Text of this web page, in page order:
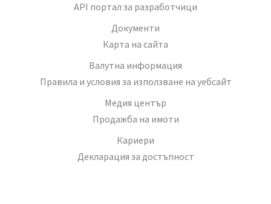
API портал за разработчици
Документи
Карта на сайта
Валутна информация
Правила и условия за използване на уебсайт
Медия център
Продажба на имоти
Кариери
Декларация за достъпност